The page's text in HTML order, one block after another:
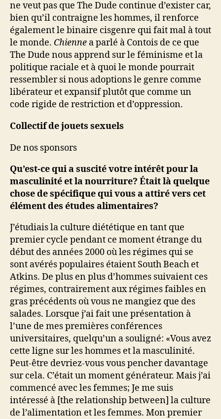
ne veut pas que The Dude continue d’exister car,
bien qu’il contraigne les hommes, il renforce
également le binaire cisgenre qui fait mal à tout
le monde. Chienne a parlé à Contois de ce que
The Dude nous apprend sur le féminisme et la
politique raciale et à quoi le monde pourrait
ressembler si nous adoptions le genre comme
libérateur et expansif plutôt que comme un
code rigide de restriction et d’oppression.
Collectif de jouets sexuels
De nos sponsors
Qu’est-ce qui a suscité votre intérêt pour la
masculinité et la nourriture? Était làquelque
chose de spécifique qui vous a attiré vers cet
élément des études alimentaires?
J’étudiais la culture diététique en tant que
premier cycle pendant ce moment étrange du
début des années 2000 où les régimes qui se
sont avérés populaires étaient South Beach et
Atkins. De plus en plus d’hommes suivaient ces
régimes, contrairement aux régimes faibles en
gras précédents où vous ne mangiez que des
salades. Lorsque j’ai fait une présentation à
l’une de mes premières conférences
universitaires, quelqu’un a souligné: «Vous avez
cette ligne sur les hommes et la masculinité.
Peut-être devriez-vous vous pencher davantage
sur cela. C’était un moment générateur. Mais j’ai
commencé avec les femmes; Je me suis
intéressé à [the relationship between] la culture
de l’alimentation et les femmes. Mon premier